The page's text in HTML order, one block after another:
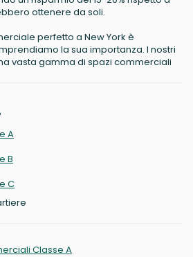
ottenere da soli.
perfetto a New York è
la sua importanza. I nostri
vasta gamma di spazi commerciali
A
B
C
Classe A